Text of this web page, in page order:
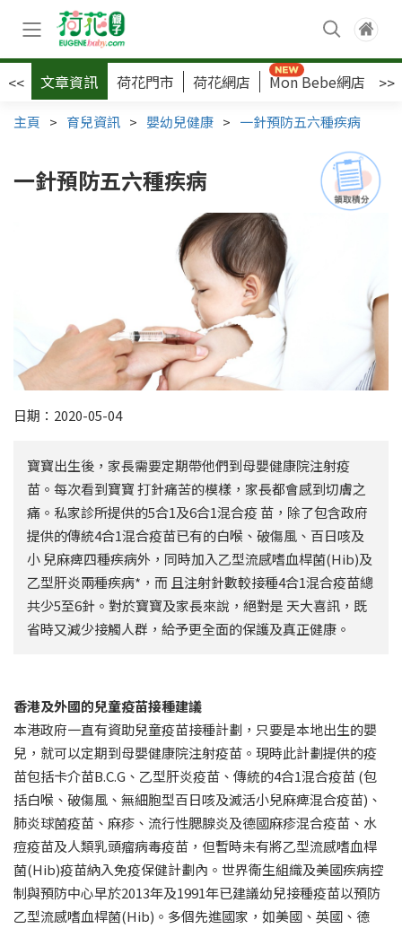
<< 文章資訊 荷花門市 荷花網店 Mon Bebe網店 >>
主頁 > 育兒資訊 > 嬰幼兒健康 > 一針預防五六種疾病
一針預防五六種疾病
日期：2020-05-04
寶寶出生後，家長需要定期帶他們到母嬰健康院注射疫
苗。每次看到寶寶 打針痛苦的模樣，家長都會感到切膚之
痛。私家診所提供的5合1及6合1混合疫 苗，除了包含政府
提供的傳統4合1混合疫苗已有的白喉、破傷風、百日咳及
小 兒麻痺四種疾病外，同時加入乙型流感嗜血桿菌(Hib)及
乙型肝炎兩種疾病*，而 且注射針數較接種4合1混合疫苗總
共少5至6針。對於寶寶及家長來說，絕對是 天大喜訊，既
省時又減少接觸人群，給予更全面的保護及真正健康。
香港及外國的兒童疫苗接種建議
本港政府一直有資助兒童疫苗接種計劃，只要是本地出生的嬰
兒，就可以定期到母嬰健康院注射疫苗。現時此計劃提供的疫
苗包括卡介苗B.C.G、乙型肝炎疫苗、傳統的4合1混合疫苗 (包
括白喉、破傷風、無細胞型百日咳及滅活小兒麻痺混合疫苗)、
肺炎球菌疫苗、麻疹、流行性腮腺炎及德國麻疹混合疫苗、水
痘疫苗及人類乳頭瘤病毒疫苗，但暫時未有將乙型流感嗜血桿
菌(Hib)疫苗納入免疫保健計劃內。世界衞生組織及美國疾病控
制與預防中心早於2013年及1991年已建議幼兒接種疫苗以預防
乙型流感嗜血桿菌(Hib)。多個先進國家，如美國、英國、德